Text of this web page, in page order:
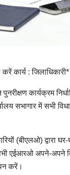
कार्य : जिलाधिकारी*
कार्यक्रम
सभागार में सभी
(बीएलओ) द्वारा
एईआरओ अपने-अपने
करें।